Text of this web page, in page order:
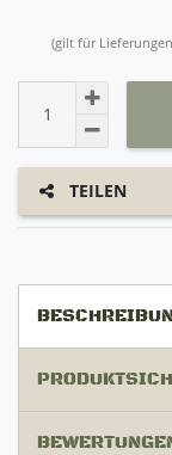
(gilt für
TEILEN